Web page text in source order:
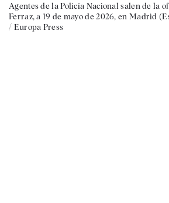
Agentes de la Policía Nacional salen de la
Ferraz, a 19 de mayo de 2026, en Madrid
/ Europa Press